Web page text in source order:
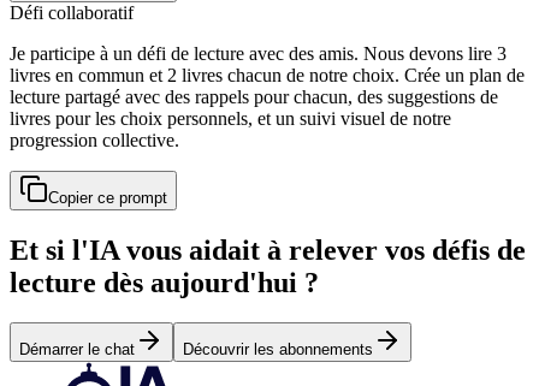
Défi collaboratif
Je participe à un défi de lecture avec des amis. Nous devons lire 3
livres en commun et 2 livres chacun de notre choix. Crée un plan de
lecture partagé avec des rappels pour chacun, des suggestions de
livres pour les choix personnels, et un suivi visuel de notre
progression collective.
Copier ce prompt
Et si l'IA vous aidait à relever vos défis de
lecture dès aujourd'hui ?
Démarrer le chat Découvrir les abonnements